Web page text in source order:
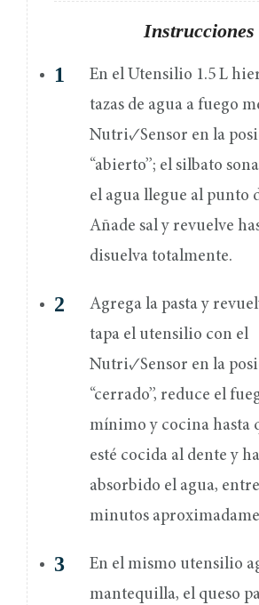
Instrucciones
En el Utensilio 1.5 L
tazas de agua a fuego
Nutri✓Sensor en la
“abierto”; el silbato
el agua llegue al punto
Añade sal y revuelve
disuelva totalmente.
Agrega la pasta y
tapa el utensilio con el
Nutri✓Sensor en la
“cerrado”, reduce el
mínimo y cocina hasta
esté cocida al dente y
absorbido el agua,
minutos
En el mismo utensilio
mantequilla, el queso